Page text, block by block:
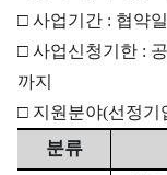
□ 사업기간 : 협약
□ 사업신청기한 :
까지
□ 지원분야(선정기
분류